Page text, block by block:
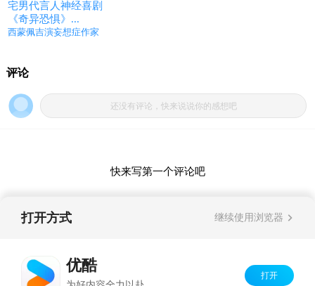
宅男代言人神经喜剧
《奇异恐惧》...
西蒙佩吉演妄想症作家
打开方式 继续使用浏览器
优酷
打开